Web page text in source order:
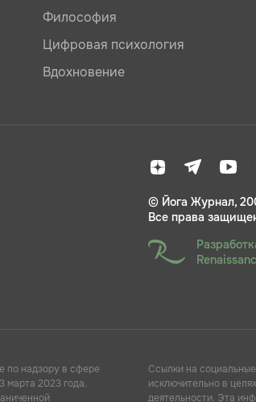
Философия
Цифровая психология
Вдохновение
© Йога Журнал,
Все права
по надзору в сфере
марта 2023 года.
Ссылки на
исключительно в
деятельности. Эта